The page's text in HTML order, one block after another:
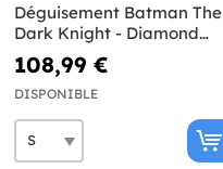
Déguisement Batman The
Dark Knight - Diamond
Edition
108,99 €
DISPONIBLE